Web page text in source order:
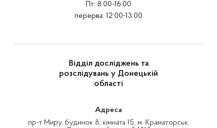
Пт: 8:00-16:00
перерва: 12:00-13:00
Відділ досліджень та
розслідувань у Донецькій
області
Адреса
пр-т Миру, будинок 8, кімната 15, м. Краматорськ,